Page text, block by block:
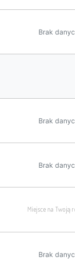
Brak
Brak
Brak
Brak